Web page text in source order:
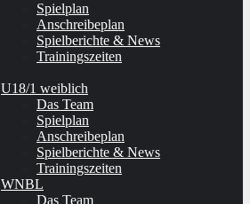
Spielplan
Anschreibeplan
Spielberichte & News
Trainingszeiten
U18/1 weiblich
Das Team
Spielplan
Anschreibeplan
Spielberichte & News
Trainingszeiten
WNBL
Das Team